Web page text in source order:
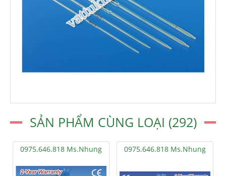
SẢN PHẨM CÙNG LOẠI (292)
0975.646.818 Ms.Nhung 0975.646.818 Ms.Nhung